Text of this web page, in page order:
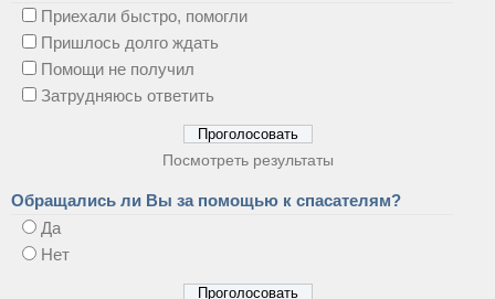
Приехали быстро, помогли
Пришлось долго ждать
Помощи не получил
Затрудняюсь ответить
Посмотреть результаты
Обращались ли Вы за помощью к спасателям?
Да
Нет